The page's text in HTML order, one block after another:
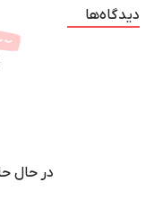
دیدگاه‌ها
در حال